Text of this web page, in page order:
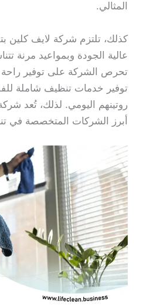
المثالي.
كذلك، تلتزم شركة لايف كلين
عالية الجودة وبمواعيد مرنة
تحرص الشركة على توفير راحة
توفير خدمات تنظيف شاملة
روتينهم اليومي. لذلك، تُعد
أبرز الشركات المتخصصة في